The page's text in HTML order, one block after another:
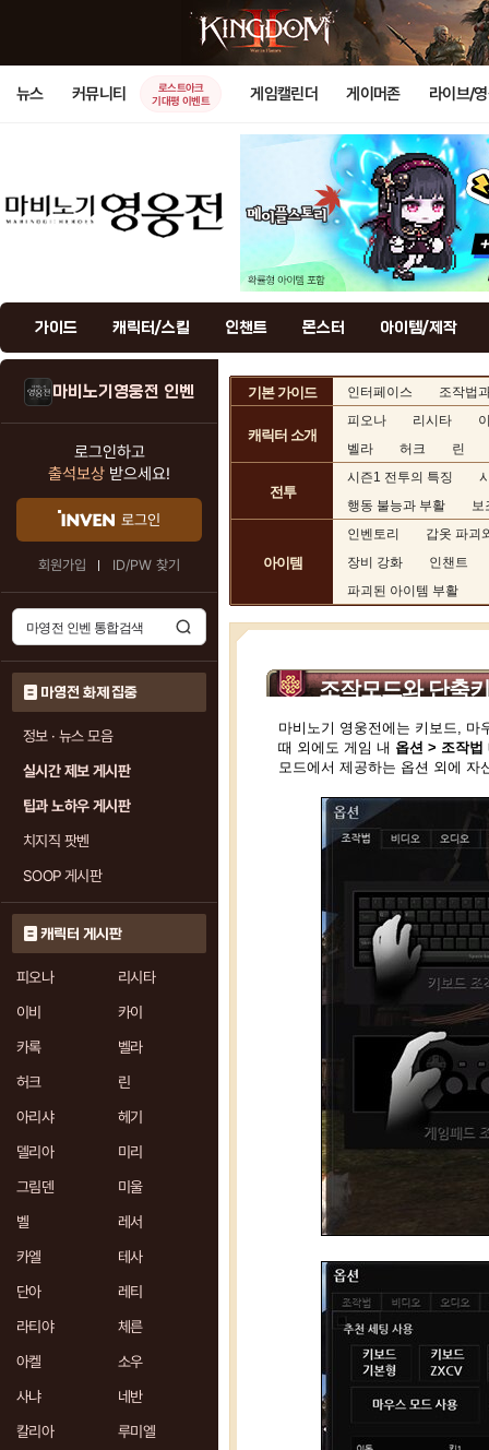
뉴스 커뮤니티
로스트아크
기대평 이벤트
게임캘린더 게이머존 라이브/
가이드 캐릭터/스킬 인챈트 몬스터 아이템/제작
마비노기영웅전 인벤
로그인하고
출석보상 받으세요!
로그인
회원가입 ID/PW 찾기
마영전 화제 집중
정보 · 뉴스 모음
실시간 제보 게시판
팁과 노하우 게시판
치지직 팟벤
SOOP 게시판
캐릭터 게시판
피오나
리시타
이비
카이
카록
벨라
허크
린
아리샤
헤기
델리아
미리
그림덴
미울
벨
레서
카엘
테사
단아
레티
라티야
체른
아켈
소우
사냐
네반
칼리아
루미엘
기본 가이드 인터페이스 조작법
캐릭터 소개
피오나 리시타
벨라
허크 린
전투
시즌1 전투의 특징
행동 불능과 부활
보
아이템
인벤토리
갑옷 파괴
장비 강화
인챈트
파괴된 아이템 부활
조작모드와 단축키
마비노기 영웅전에는 키보드, 마
때 외에도 게임 내 옵션 > 조작법
모드에서 제공하는 옵션 외에 자